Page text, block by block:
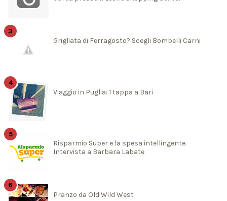
Grigliata di Ferragosto? Scegli Bombelli Carni
Viaggio in Puglia: 1 tappa a Bari
Risparmio Super e la spesa intellingente.
Intervista a Barbara Labate
Pranzo da Old Wild West